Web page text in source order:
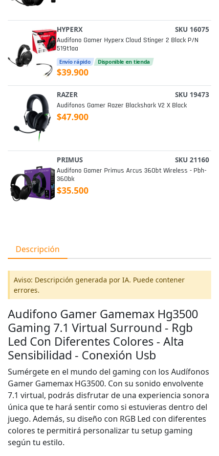
HYPERX SKU 16075
Audifono Gamer Hyperx Cloud Stinger 2 Black P/n
519t1aa
Envío rápido Disponible en tienda
$39.900
RAZER SKU 19473
Audifonos Gamer Razer Blackshark V2 X Black
$47.900
PRIMUS SKU 21160
Audifono Gamer Primus Arcus 360bt Wireless - Pbh-
360bk
$35.500
Descripción
Aviso: Descripción generada por IA. Puede contener
errores.
Audifono Gamer Gamemax Hg3500
Gaming 7.1 Virtual Surround - Rgb
Led Con Diferentes Colores - Alta
Sensibilidad - Conexión Usb
Sumérgete en el mundo del gaming con los Audífonos
Gamer Gamemax HG3500. Con su sonido envolvente
7.1 virtual, podrás disfrutar de una experiencia sonora
única que te hará sentir como si estuvieras dentro del
juego. Además, su diseño con RGB Led con diferentes
colores te permitirá personalizar tu setup gaming
según tu estilo.